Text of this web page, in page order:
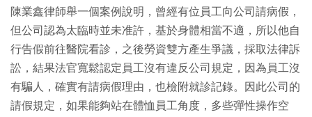
陳業鑫律師舉一個案例說明，曾經有位員工向公司請病假，
但公司認為太臨時並未准許，基於身體相當不適，所以他自
行告假前往醫院看診，之後勞資雙方產生爭議，採取法律訴
訟，結果法官寬鬆認定員工沒有違反公司規定，因為員工沒
有騙人，確實有請病假理由，也檢附就診記錄。因此公司的
請假規定，如果能夠站在體恤員工角度，多些彈性操作空